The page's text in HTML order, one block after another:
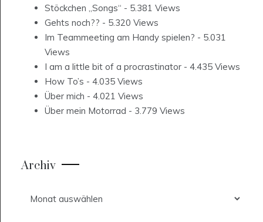
Stöckchen „Songs“ - 5.381 Views
Gehts noch?? - 5.320 Views
Im Teammeeting am Handy spielen? - 5.031
Views
I am a little bit of a procrastinator - 4.435 Views
How To’s - 4.035 Views
Über mich - 4.021 Views
Über mein Motorrad - 3.779 Views
Archiv